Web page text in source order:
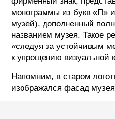
монограммы из букв «П»
музей), дополненный
названием музея. Такое
«следуя за устойчивым
к упрощению визуальной
Напомним, в старом
изображался фасад